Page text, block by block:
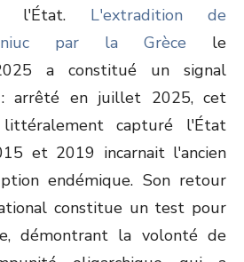
l'État. L'extradition de
par la Grèce le
a constitué un signal
arrêté en juillet 2025, cet
capturé l'État
et 2019 incarnait l'ancien
endémique. Son retour
constitue un test pour
démontrant la volonté de